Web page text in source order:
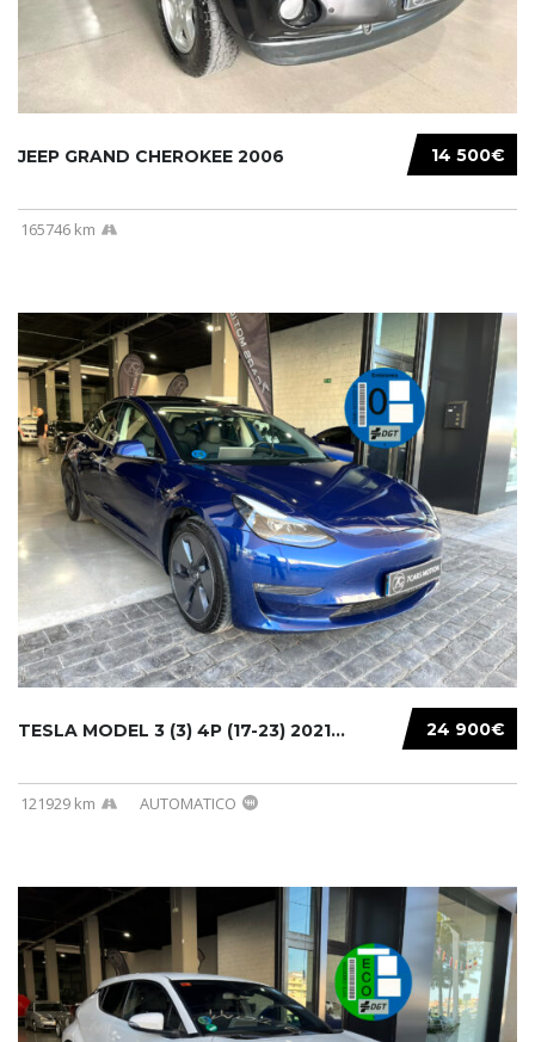
14 500€
JEEP GRAND CHEROKEE 2006
165746 km
24 900€
TESLA MODEL 3 (3) 4P (17-23) 2021...
121929 km AUTOMATICO